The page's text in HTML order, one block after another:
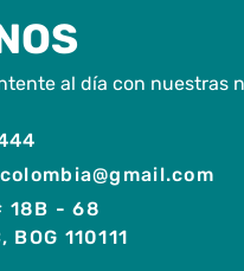
al día con nuestras
18B - 68
110111